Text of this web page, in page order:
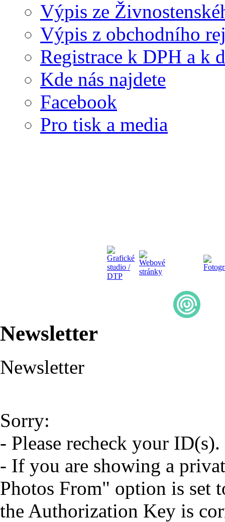
Výpis ze
Výpis z obchodního
Registrace k DPH a k
Kde nás najdete
Facebook
Pro tisk a media
Newsletter
Newsletter
Sorry:
- Please recheck your ID(s).
- If you are showing a
Photos From" option is set
the Authorization Key is